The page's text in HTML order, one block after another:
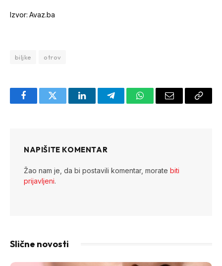
Izvor: Avaz.ba
biljke otrov
FacebookTwitter LinkedInTelegramWhatsAppEmail
Copy
NAPIŠITE KOMENTAR
Žao nam je, da bi postavili komentar, morate biti
prijavljeni.
Slične novosti